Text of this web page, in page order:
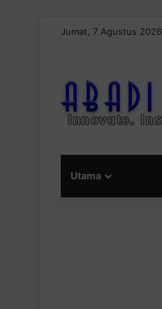
Jumat, 7 Agustus 2026
Utama